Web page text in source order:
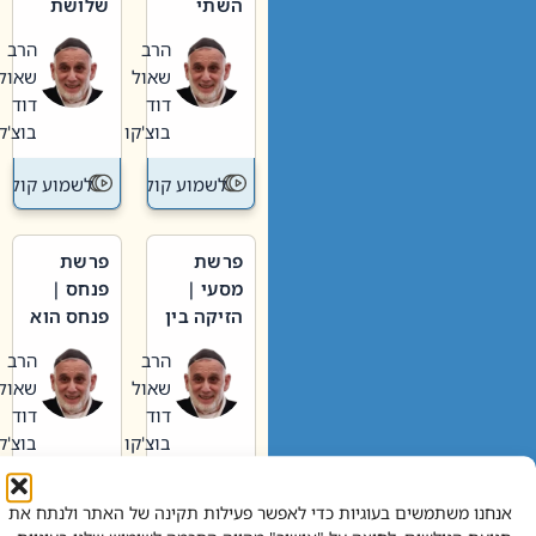
אנחנו משתמשים בעוגיות כדי לאפשר פעילות תקינה של האתר ולנתח את
וערב של
חיינו
הרב
שאול
דוד
בוצ'קו
לשמוע קול תורה – מדרש
האבות
הרב
שאול
דוד
בוצ'קו
לשמוע קול
פרשת
מסעי |
הזיקה בין
הגדול לעם הרב
שאול
דוד
בוצ'קו
לשמוע קול תורה – מדרש
פרשת
פנחס |
פנחס הוא
אליהו: בין
קנאות
הורסת
לקנאות
בונה
הרב
שאול
דוד
בוצ'קו
לשמוע קול